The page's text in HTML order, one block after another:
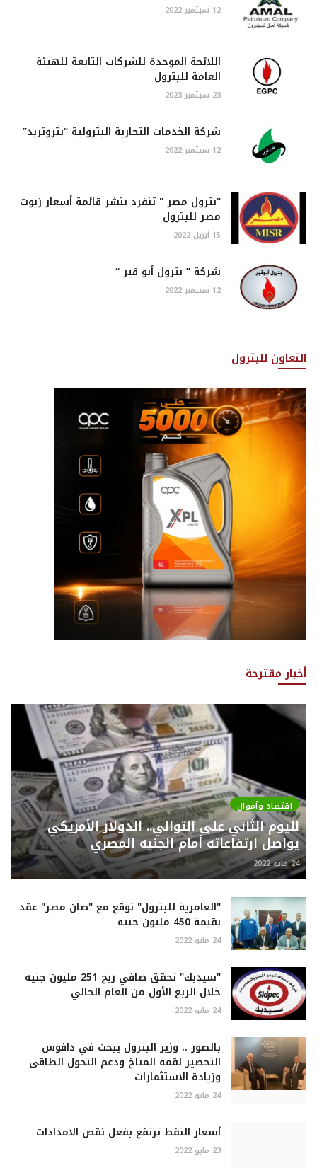
12 سبتمبر 2022
اللائحة الموحدة للشركات التابعة للهيئة
العامة للبترول
23 سبتمبر 2023
شركة الخدمات التجارية البترولية “بتروتريد”
12 سبتمبر 2022
"بترول مصر " تنفرد بنشر قائمة أسعار زيوت
مصر للبترول
15 أبريل 2022
شركة ” بترول أبو قير “
12 سبتمبر 2022
التعاون للبترول
أخبار مقترحة
اقتصاد وأموال
لليوم الثاني على التوالي.. الدولار الأمريكي
يواصل ارتفاعاته أمام الجنيه المصري
24 مايو 2022
"العامرية للبترول" توقع مع "صان مصر" عقد
بقيمة 450 مليون جنيه
24 مايو 2022
"سيدبك" تحقق صافي ربح 251 مليون جنيه
خلال الربع الأول من العام الحالي
24 مايو 2022
بالصور .. وزير البترول يبحث في دافوس
التحضير لقمة المناخ ودعم التحول الطاقى
وزيادة الاستثمارات
24 مايو 2022
أسعار النفط ترتفع بفعل نقص الامدادات
23 مايو 2022